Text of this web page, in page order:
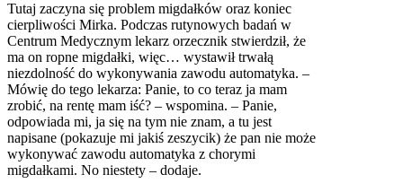
Tutaj zaczyna się problem migdałków oraz koniec
cierpliwości Mirka. Podczas rutynowych badań w
Centrum Medycznym lekarz orzecznik stwierdził, że
ma on ropne migdałki, więc… wystawił trwałą
niezdolność do wykonywania zawodu automatyka. –
Mówię do tego lekarza: Panie, to co teraz ja mam
zrobić, na rentę mam iść? – wspomina. – Panie,
odpowiada mi, ja się na tym nie znam, a tu jest
napisane (pokazuje mi jakiś zeszycik) że pan nie może
wykonywać zawodu automatyka z chorymi
migdałkami. No niestety – dodaje.